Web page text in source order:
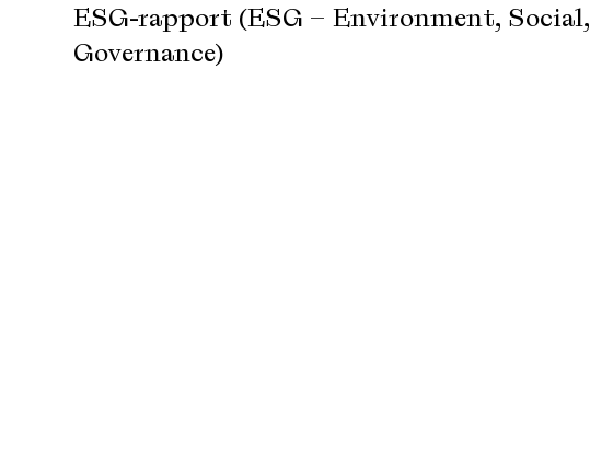
ESG-rapport (ESG – Environment, Social,
Governance)